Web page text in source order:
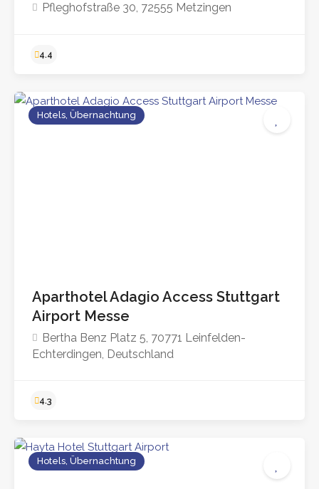
4.4
Pfleghofstraße 30, 72555 Metzingen
4.4
Hotels, Übernachtung
Aparthotel Adagio Access Stuttgart
Airport Messe
Bertha Benz Platz 5, 70771 Leinfelden-
Echterdingen, Deutschland
Hotels, Übernachtung